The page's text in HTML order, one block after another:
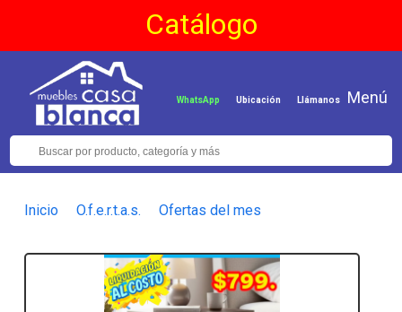
Catálogo
WhatsApp Ubicación Llámanos Menú
Inicio O.f.e.r.t.a.s. Ofertas del mes